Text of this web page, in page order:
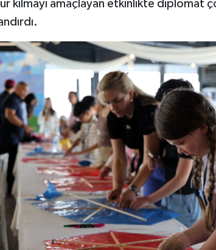
kılmayı amaçlayan etkinlikte diplomat